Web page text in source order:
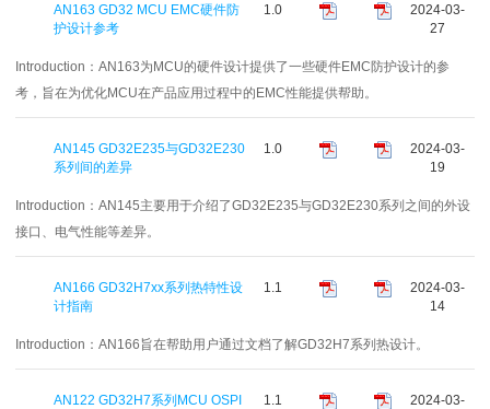
AN163 GD32 MCU EMC硬件防
护设计参考
1.0
2024-03-
27
Introduction： AN163为MCU的硬件设计提供了一些硬件EMC防护设计的参
考，旨在为优化MCU在产品应用过程中的EMC性能提供帮助。
AN145 GD32E235与GD32E230
系列间的差异
1.0
2024-03-
19
Introduction： AN145主要用于介绍了GD32E235与GD32E230系列之间的外设
接口、电气性能等差异。
AN166 GD32H7xx系列热特性设
计指南
1.1
2024-03-
14
Introduction： AN166旨在帮助用户通过文档了解GD32H7系列热设计。
AN122 GD32H7系列MCU OSPI
1.1
2024-03-